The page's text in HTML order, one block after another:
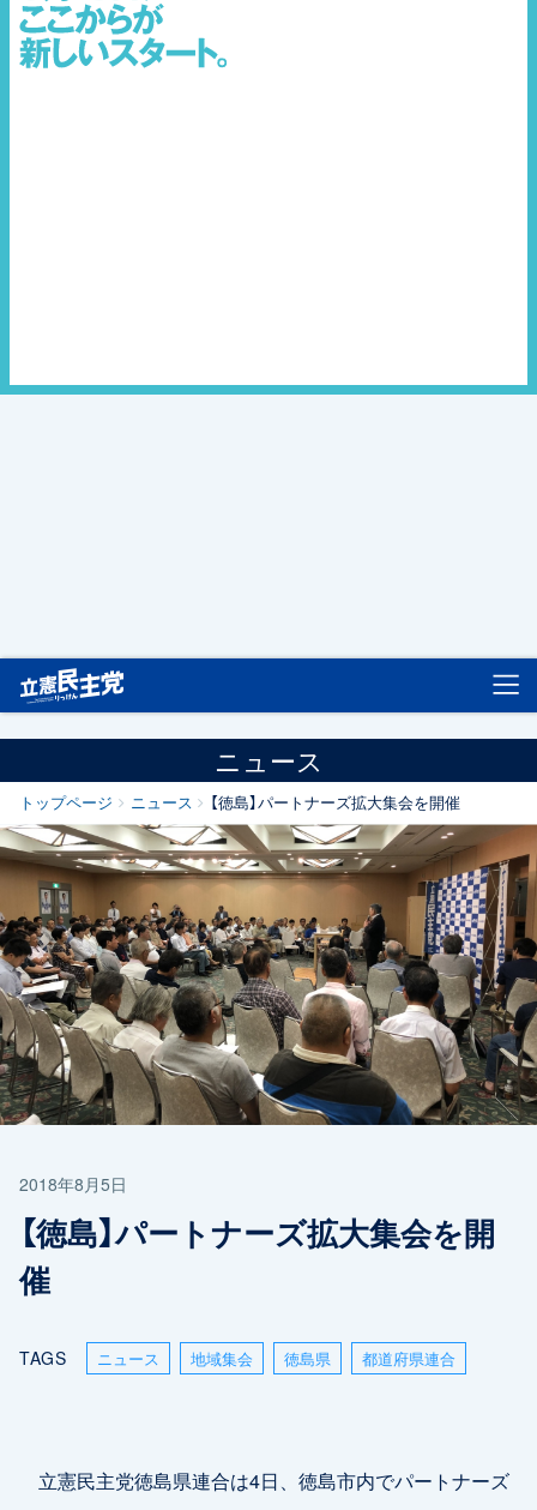
ニュース
トップページ ニュース 【徳島】パートナーズ拡大集会を開催
2018年8月5日
【徳島】パートナーズ拡大集会を開
催
TAGS ニュース 地域集会 徳島県 都道府県連合
立憲民主党徳島県連合は4日、徳島市内でパートナーズ